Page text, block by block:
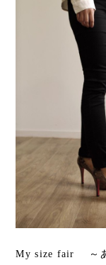
My size fair ～あ